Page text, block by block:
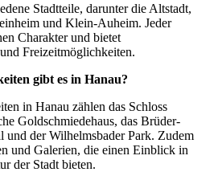
Stadtteile, darunter die Altstadt,
und Klein-Auheim. Jeder
Charakter und bietet
Freizeitmöglichkeiten.
gibt es in Hanau?
in Hanau zählen das Schloss
Goldschmiedehaus, das Brüder-
der Wilhelmsbader Park. Zudem
und Galerien, die einen Einblick in
der Stadt bieten.